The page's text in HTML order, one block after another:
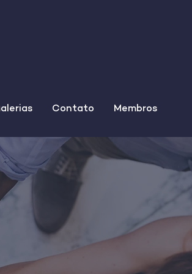
Contato Membros